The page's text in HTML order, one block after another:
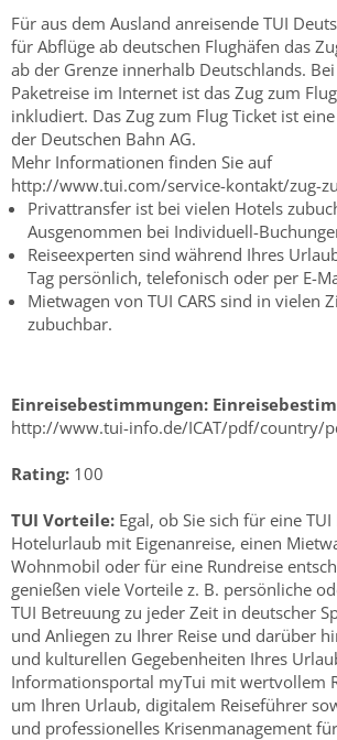
Für aus dem Ausland anreisende TUI
für Abflüge ab deutschen Flughäfen das
ab der Grenze innerhalb Deutschlands.
Paketreise im Internet ist das Zug zum
inkludiert. Das Zug zum Flug Ticket ist
der Deutschen Bahn AG.
Mehr Informationen finden Sie auf
http://www.tui.com/service-kontakt/zug-
Privattransfer ist bei vielen Hotels
Ausgenommen bei Individuell-
Reiseexperten sind während Ihres
Tag persönlich, telefonisch oder per E-
Mietwagen von TUI CARS sind in vielen
zubuchbar.
Einreisebestimmungen:
http://www.tui-info.de/ICAT/pdf/country/
Rating: 100
TUI Vorteile: Egal, ob Sie sich für eine
Hotelurlaub mit Eigenanreise, einen
Wohnmobil oder für eine Rundreise
genießen viele Vorteile z. B. persönliche
TUI Betreuung zu jeder Zeit in deutscher
und Anliegen zu Ihrer Reise und darüber
und kulturellen Gegebenheiten Ihres
Informationsportal myTui mit wertvollem
um Ihren Urlaub, digitalem Reiseführer
und professionelles Krisenmanagement